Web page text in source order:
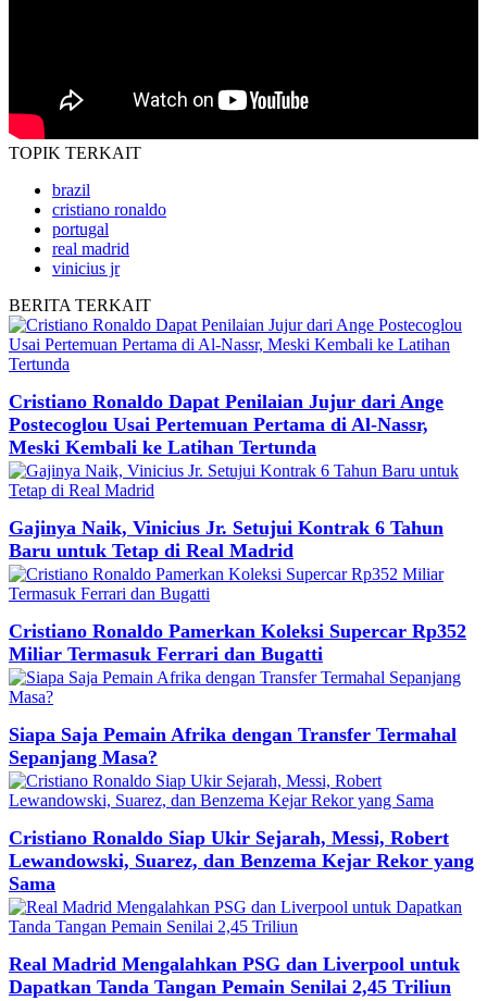
TOPIK TERKAIT
brazil
cristiano ronaldo
portugal
real madrid
vinicius jr
BERITA TERKAIT
Cristiano Ronaldo Dapat Penilaian Jujur dari Ange
Postecoglou Usai Pertemuan Pertama di Al-Nassr,
Meski Kembali ke Latihan Tertunda
Gajinya Naik, Vinicius Jr. Setujui Kontrak 6 Tahun
Baru untuk Tetap di Real Madrid
Cristiano Ronaldo Pamerkan Koleksi Supercar Rp352
Miliar Termasuk Ferrari dan Bugatti
Siapa Saja Pemain Afrika dengan Transfer Termahal
Sepanjang Masa?
Cristiano Ronaldo Siap Ukir Sejarah, Messi, Robert
Lewandowski, Suarez, dan Benzema Kejar Rekor yang
Sama
Real Madrid Mengalahkan PSG dan Liverpool untuk
Dapatkan Tanda Tangan Pemain Senilai 2,45 Triliun